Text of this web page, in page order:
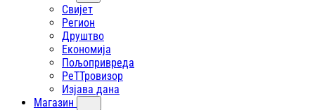
Свијет
Регион
Друштво
Економија
Пољопривреда
РеТТровизор
Изјава дана
Магазин